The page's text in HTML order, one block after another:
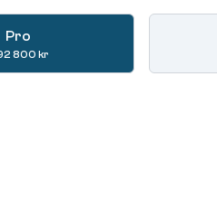
Pro
800 kr